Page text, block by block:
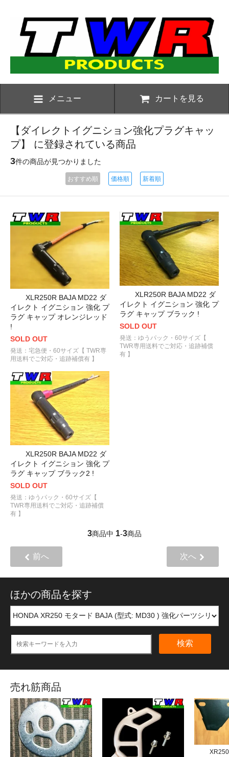
メニュー カートを見る
【ダイレクトイグニション強化プラグキャッ
プ】 に登録されている商品
3件の商品が見つかりました
おすすめ順 価格順 新着順
XLR250R BAJA MD22 ダ
イレクト イグニション 強化 プ
ラグ キャップ オレンジレッド
!
SOLD OUT
発送：宅急便・60サイズ【 TWR専
用送料でご対応・追跡補償有 】
XLR250R BAJA MD22 ダ
イレクト イグニション 強化 プ
ラグ キャップ ブラック !
SOLD OUT
発送：ゆうパック・60サイズ【
TWR専用送料でご対応・追跡補償
有 】
XLR250R BAJA MD22 ダ
イレクト イグニション 強化 プ
ラグ キャップ ブラック2 !
SOLD OUT
発送：ゆうパック・60サイズ【
TWR専用送料でご対応・追跡補償
有 】
3商品中 1-3商品
前へ 次へ
ほかの商品を探す
検索
売れ筋商品